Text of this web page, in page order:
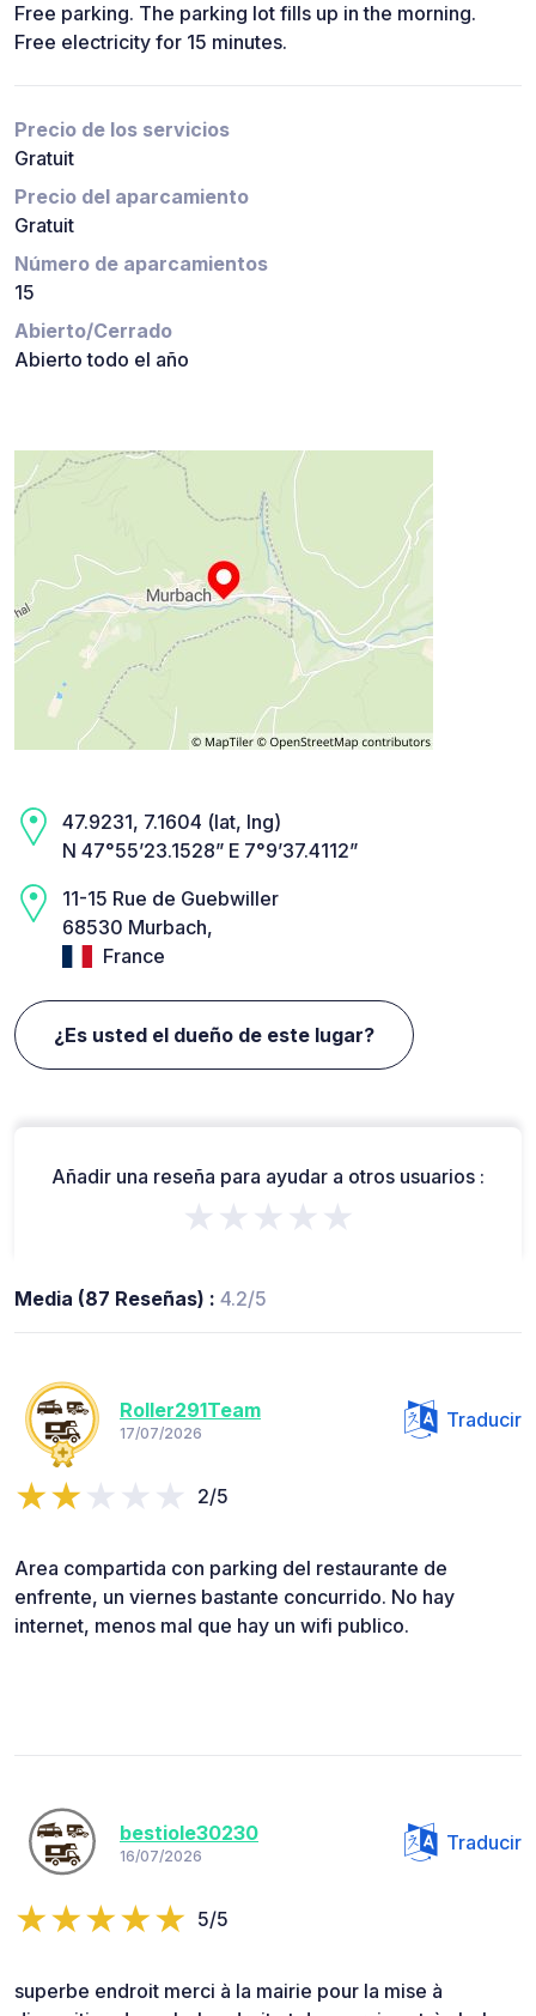
Free parking. The parking lot fills up in the morning.
Free electricity for 15 minutes.
Precio de los servicios
Gratuit
Precio del aparcamiento
Gratuit
Número de aparcamientos
15
Abierto/Cerrado
Abierto todo el año
47.9231, 7.1604 (lat, lng)
N 47°55’23.1528” E 7°9’37.4112”
11-15 Rue de Guebwiller
68530 Murbach,
France
¿Es usted el dueño de este lugar?
Añadir una reseña para ayudar a otros usuarios :
★★★★★
Media (87 Reseñas) : 4.2/5
Roller291Team
17/07/2026
Traducir
2/5
Area compartida con parking del restaurante de
enfrente, un viernes bastante concurrido. No hay
internet, menos mal que hay un wifi publico.
bestiole30230
16/07/2026
Traducir
5/5
superbe endroit merci à la mairie pour la mise à